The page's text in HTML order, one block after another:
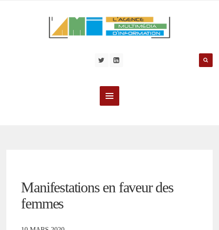
Manifestations en faveur des
femmes